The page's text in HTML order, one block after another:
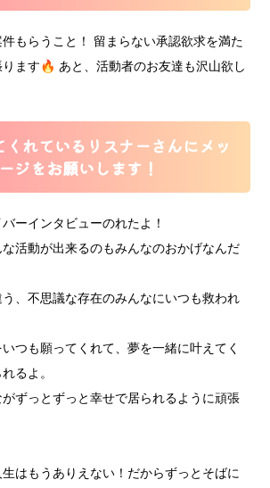
もらうこと！ 留まらない承認欲求を満た
ます🔥 あと、活動者のお友達も沢山欲し
れているリスナーさんにメッ
ジをお願いします！
ーインタビューのれたよ！
活動が出来るのもみんなのおかげなんだ
、不思議な存在のみんなにいつも救われ
つも願ってくれて、夢を一緒に叶えてく
るよ。
ずっとずっと幸せで居られるように頑張
はもうありえない！だからずっとそばに